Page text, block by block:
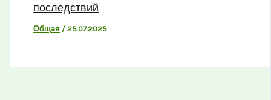
последствий
Общая / 25.07.2025